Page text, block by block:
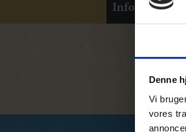
Denne
Vi
vores
Info